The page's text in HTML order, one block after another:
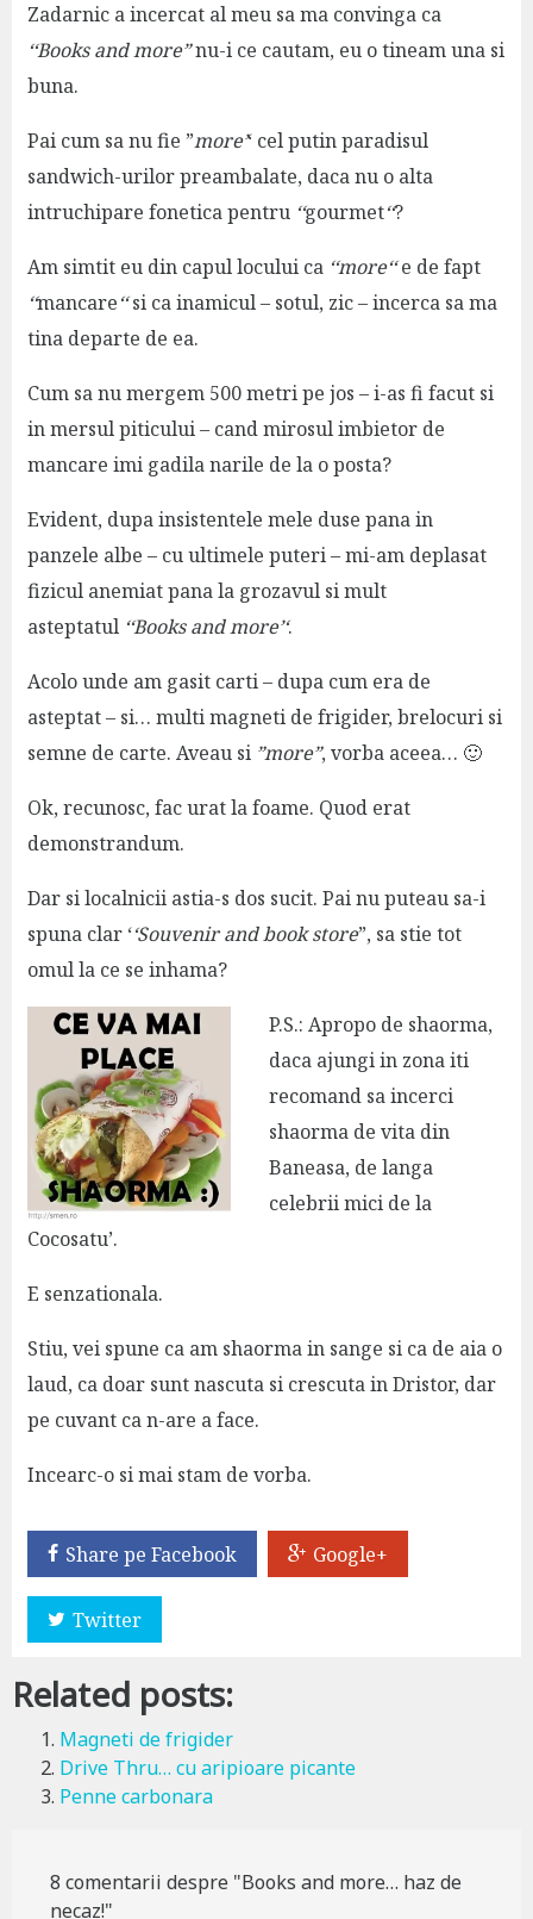
Zadarnic a incercat al meu sa ma convinga ca
‘‘Books and more”nu-i ce cautam, eu o tineam una si
buna.
Pai cum sa nu fie ”more’‘ cel putin paradisul
sandwich-urilor preambalate, daca nu o alta
intruchipare fonetica pentru ‘‘gourmet‘‘?
Am simtit eu din capul locului ca ‘‘more‘‘e de fapt
‘‘mancare‘‘si ca inamicul – sotul, zic – incerca sa ma
tina departe de ea.
Cum sa nu mergem 500 metri pe jos – i-as fi facut si
in mersul piticului – cand mirosul imbietor de
mancare imi gadila narile de la o posta?
Evident, dupa insistentele mele duse pana in
panzele albe – cu ultimele puteri – mi-am deplasat
fizicul anemiat pana la grozavul si mult
asteptatul ‘‘Books and more’‘.
Acolo unde am gasit carti – dupa cum era de
asteptat – si… multi magneti de frigider, brelocuri si
semne de carte. Aveau si ”more”, vorba aceea… 🙂
Ok, recunosc, fac urat la foame. Quod erat
demonstrandum.
Dar si localnicii astia-s dos sucit. Pai nu puteau sa-i
spuna clar ‘‘Souvenir and book store”, sa stie tot
omul la ce se inhama?
P.S.: Apropo de shaorma,
daca ajungi in zona iti
recomand sa incerci
shaorma de vita din
Baneasa, de langa
celebrii mici de la
Cocosatu’.
E senzationala.
Stiu, vei spune ca am shaorma in sange si ca de aia o
laud, ca doar sunt nascuta si crescuta in Dristor, dar
pe cuvant ca n-are a face.
Incearc-o si mai stam de vorba.
Share pe Facebook Google+
Twitter
Related posts:
Magneti de frigider
Drive Thru… cu aripioare picante
Penne carbonara
8 comentarii despre "Books and more… haz de
necaz!"